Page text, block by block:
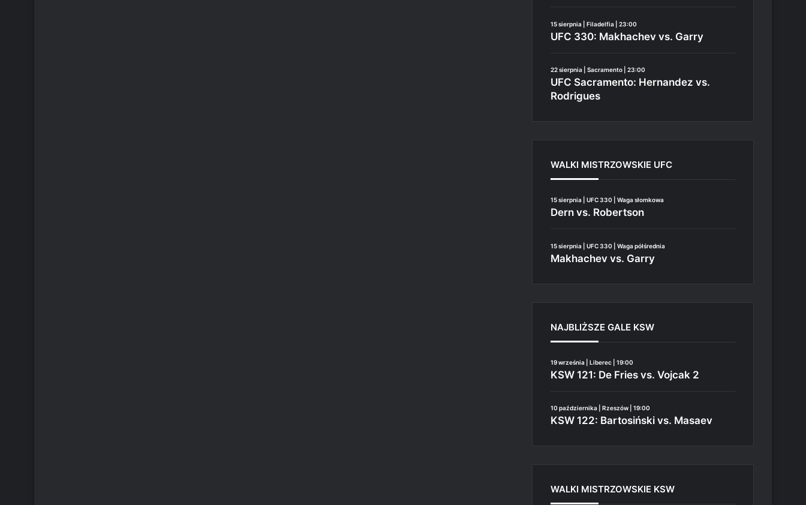
15 sierpnia | Filadelfia | 23:00
UFC 330: Makhachev vs. Garry
22 sierpnia | Sacramento | 23:00
UFC Sacramento: Hernandez vs.
Rodrigues
WALKI MISTRZOWSKIE UFC
15 sierpnia | UFC 330 | Waga słomkowa
Dern vs. Robertson
15 sierpnia | UFC 330 | Waga półśrednia
Makhachev vs. Garry
NAJBLIŻSZE GALE KSW
19 września | Liberec | 19:00
KSW 121: De Fries vs. Vojcak 2
10 października | Rzeszów | 19:00
KSW 122: Bartosiński vs. Masaev
WALKI MISTRZOWSKIE KSW